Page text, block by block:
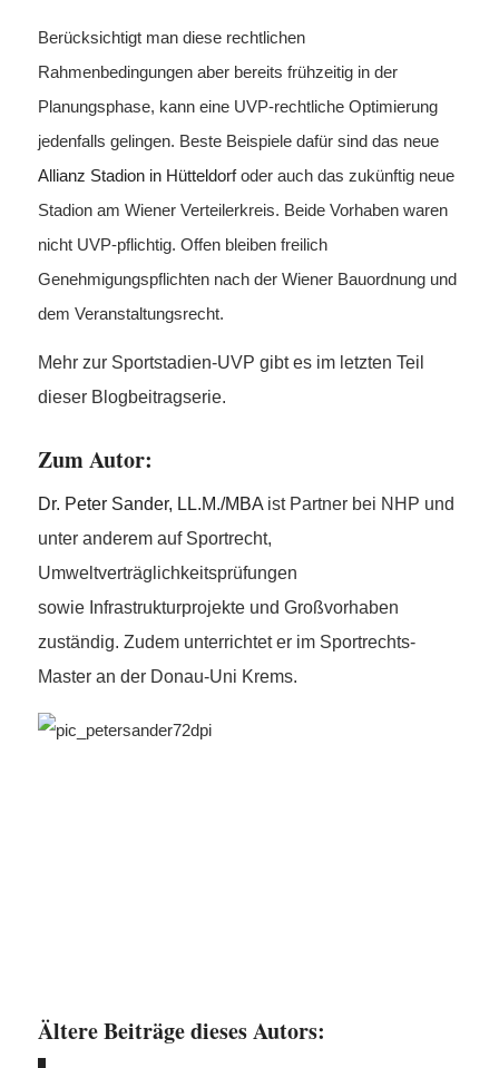
Berücksichtigt man diese rechtlichen
Rahmenbedingungen aber bereits frühzeitig in der
Planungsphase, kann eine UVP-rechtliche Optimierung
jedenfalls gelingen. Beste Beispiele dafür sind das neue
Allianz Stadion in Hütteldorfoder auch das zukünftig neue
Stadion am Wiener Verteilerkreis. Beide Vorhaben waren
nicht UVP-pflichtig. Offen bleiben freilich
Genehmigungspflichten nach der Wiener Bauordnung und
dem Veranstaltungsrecht.
Mehr zur Sportstadien-UVP gibt es im letzten Teil
dieser Blogbeitragserie.
Zum Autor:
Dr. Peter Sander, LL.M./MBAist Partner bei NHP und
unter anderem auf Sportrecht,
Umweltverträglichkeitsprüfungen
sowie Infrastrukturprojekte und Großvorhaben
zuständig. Zudem unterrichtet er im Sportrechts-
Master an der Donau-Uni Krems.
Ältere Beiträge dieses Autors: